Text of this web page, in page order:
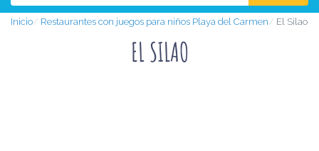
Inicio Restaurantes con juegos para niños Playa del Carmen El Silao
EL SILAO